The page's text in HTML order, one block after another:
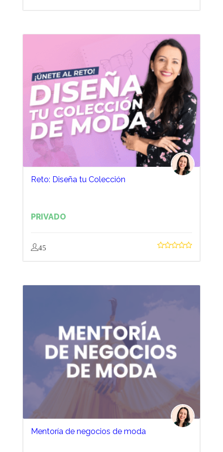
Reto: Diseña tu Colección
PRIVADO
45
Mentoría de negocios de moda